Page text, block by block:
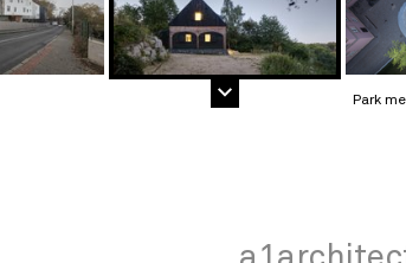
Park